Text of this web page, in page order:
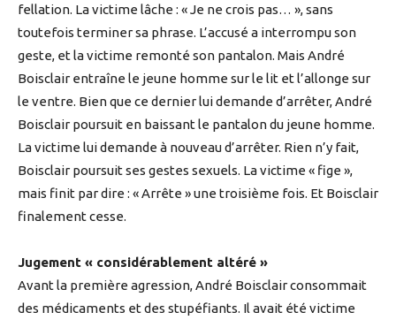
fellation. La victime lâche : « Je ne crois pas… », sans
toutefois terminer sa phrase. L’accusé a interrompu son
geste, et la victime remonté son pantalon. Mais André
Boisclair entraîne le jeune homme sur le lit et l’allonge sur
le ventre. Bien que ce dernier lui demande d’arrêter, André
Boisclair poursuit en baissant le pantalon du jeune homme.
La victime lui demande à nouveau d’arrêter. Rien n’y fait,
Boisclair poursuit ses gestes sexuels. La victime « fige »,
mais finit par dire : « Arrête » une troisième fois. Et Boisclair
finalement cesse.
Jugement « considérablement altéré »
Avant la première agression, André Boisclair consommait
des médicaments et des stupéfiants. Il avait été victime